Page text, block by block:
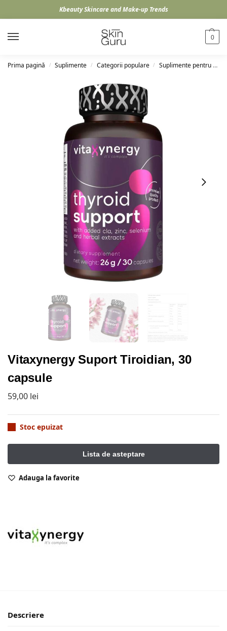
Kbeauty Skincare and Make-up Trends
0
Prima pagină / Suplimente / Categorii populare / Suplimente pentru femei
Vitaxynergy Suport Tiroidian, 30
capsule
59,00 lei
Stoc epuizat
Adauga la favorite
Descriere